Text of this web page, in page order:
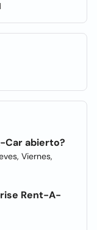
Car abierto?
Viernes,
Rent-A-